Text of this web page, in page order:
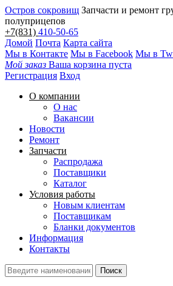
Остров сокровищ Запчасти и ремонт
полуприцепов
+7(831) 410-50-65
Домой Почта Карта сайта
Мы в Контакте Мы в Facebook Мы в
Мой заказ Ваша корзина пуста
Регистрация Вход
О компании
О нас
Вакансии
Новости
Ремонт
Запчасти
Распродажа
Поставщики
Каталог
Условия работы
Новым клиентам
Поставщикам
Бланки документов
Информация
Контакты